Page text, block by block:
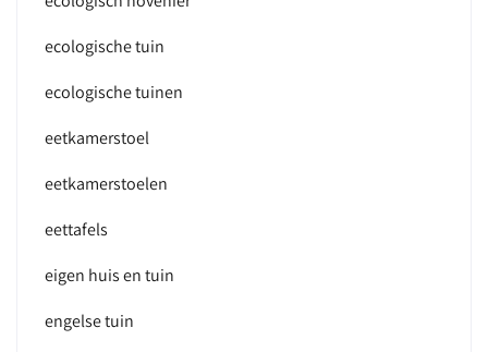
ecologische tuin
ecologische tuinen
eetkamerstoel
eetkamerstoelen
eettafels
eigen huis en tuin
engelse tuin